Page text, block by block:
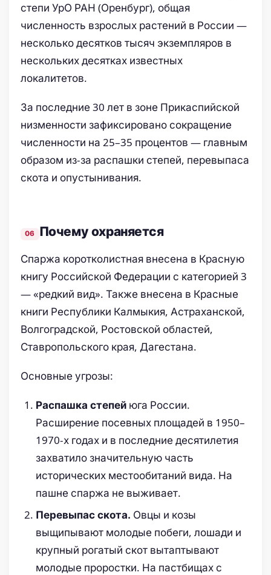
степи УрО РАН (Оренбург), общая
численность взрослых растений в России —
несколько десятков тысяч экземпляров в
нескольких десятках известных
локалитетов.
За последние 30 лет в зоне Прикаспийской
низменности зафиксировано сокращение
численности на 25–35 процентов — главным
образом из-за распашки степей, перевыпаса
скота и опустынивания.
Почему охраняется
Спаржа коротколистная внесена в Красную
книгу Российской Федерации с категорией 3
— «редкий вид». Также внесена в Красные
книги Республики Калмыкия, Астраханской,
Волгоградской, Ростовской областей,
Ставропольского края, Дагестана.
Основные угрозы:
Распашка степей юга России.
Расширение посевных площадей в 1950–
1970-х годах и в последние десятилетия
захватило значительную часть
исторических местообитаний вида. На
пашне спаржа не выживает.
Перевыпас скота. Овцы и козы
выщипывают молодые побеги, лошади и
крупный рогатый скот вытаптывают
молодые проростки. На пастбищах с